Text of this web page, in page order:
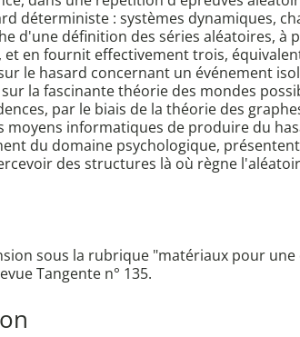
déterministe : systèmes dynamiques,
d'une définition des séries aléatoires,
en fournit effectivement trois,
le hasard concernant un événement
la fascinante théorie des mondes
par le biais de la théorie des
moyens informatiques de produire du
du domaine psychologique,
des structures là où règne
sous la rubrique "matériaux pour
Tangente n° 135.